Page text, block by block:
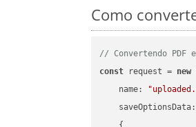
Como
// Convertendo PDF
const request = new
name:
saveOptionsData: